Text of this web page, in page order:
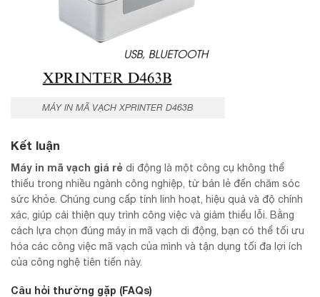
MÁY IN MÃ VẠCH XPRINTER D463B
Kết luận
Máy in mã vạch giá rẻ di động là một công cụ không thể
thiếu trong nhiều ngành công nghiệp, từ bán lẻ đến chăm sóc
sức khỏe. Chúng cung cấp tính linh hoạt, hiệu quả và độ chính
xác, giúp cải thiện quy trình công việc và giảm thiểu lỗi. Bằng
cách lựa chọn đúng máy in mã vạch di động, bạn có thể tối ưu
hóa các công việc mã vạch của mình và tận dụng tối đa lợi ích
của công nghệ tiên tiến này.
Câu hỏi thường gặp (FAQs)